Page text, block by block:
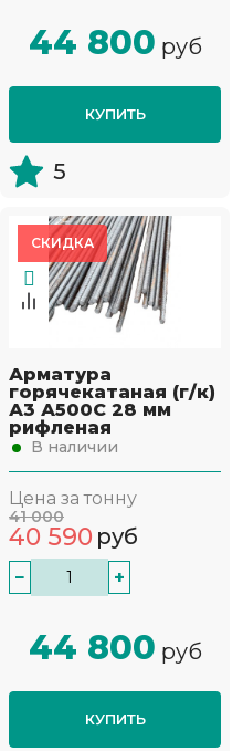
44 800 руб
КУПИТЬ
5
СКИДКА
Арматура
горячекатаная (г/к)
А3 А500С 28 мм
рифленая
В наличии
Цена за тонну
41 000
40 590 руб
− +
44 800 руб
КУПИТЬ